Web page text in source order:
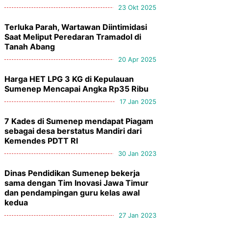
23 Okt 2025
Terluka Parah, Wartawan Diintimidasi
Saat Meliput Peredaran Tramadol di
Tanah Abang
20 Apr 2025
Harga HET LPG 3 KG di Kepulauan
Sumenep Mencapai Angka Rp35 Ribu
17 Jan 2025
7 Kades di Sumenep mendapat Piagam
sebagai desa berstatus Mandiri dari
Kemendes PDTT RI
30 Jan 2023
Dinas Pendidikan Sumenep bekerja
sama dengan Tim Inovasi Jawa Timur
dan pendampingan guru kelas awal
kedua
27 Jan 2023